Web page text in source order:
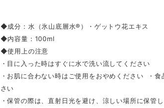
◆成分：水（氷山底層水®︎）・ゲットウ花エキス
◆内容量：100ml
◆使用上の注意
・目に入った時はすぐに水で洗い流してください
・お肌に合わない時はご使用をおやめください ・
さい
・保管の際は、直射日光を避け、涼しい場所に保管